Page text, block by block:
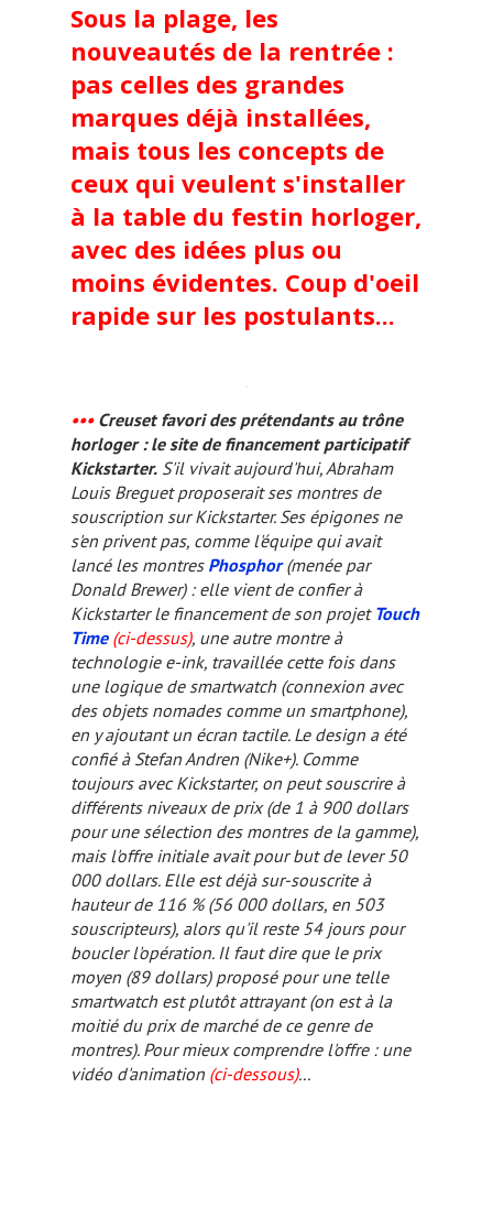
Sous la plage, les
nouveautés de la rentrée :
pas celles des grandes
marques déjà installées,
mais tous les concepts de
ceux qui veulent s'installer
à la table du festin horloger,
avec des idées plus ou
moins évidentes. Coup d'oeil
rapide sur les postulants...
•••Creuset favori des prétendants au trône
horloger : le site de financement participatif
Kickstarter. S'il vivait aujourd'hui, Abraham
Louis Breguet proposerait ses montres de
souscription sur Kickstarter. Ses épigones ne
s'en privent pas, comme l'équipe qui avait
lancé les montres Phosphor(menée par
Donald Brewer) : elle vient de confier à
Kickstarter le financement de son projet Touch
Time (ci-dessus), une autre montre à
technologie e-ink, travaillée cette fois dans
une logique de smartwatch (connexion avec
des objets nomades comme un smartphone),
en y ajoutant un écran tactile. Le design a été
confié à Stefan Andren (Nike+). Comme
toujours avec Kickstarter, on peut souscrire à
différents niveaux de prix (de 1 à 900 dollars
pour une sélection des montres de la gamme),
mais l'offre initiale avait pour but de lever 50
000 dollars. Elle est déjà sur-souscrite à
hauteur de 116 % (56 000 dollars, en 503
souscripteurs), alors qu'il reste 54 jours pour
boucler l'opération. Il faut dire que le prix
moyen (89 dollars) proposé pour une telle
smartwatch est plutôt attrayant (on est à la
moitié du prix de marché de ce genre de
montres). Pour mieux comprendre l'offre : une
vidéo d'animation (ci-dessous)...